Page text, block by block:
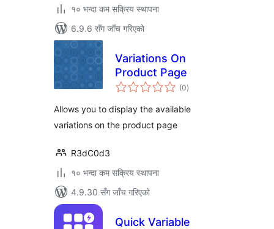
१० भन्दा कम सक्रिय स्थापना
6.9.6 सँग जाँच गरिएको
Variations On
Product Page
(0कुल
रेटिङ्गहरू
)
Allows you to display the available
variations on the product page
R3dC0d3
१० भन्दा कम सक्रिय स्थापना
4.9.30 सँग जाँच गरिएको
Quick Variable